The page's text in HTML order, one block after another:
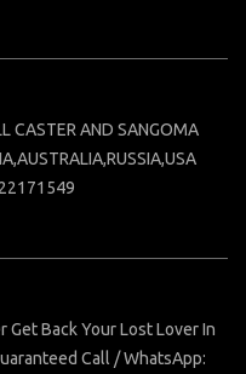
CASTER AND SANGOMA
Get Back Your Lost Lover In
Call / WhatsApp: